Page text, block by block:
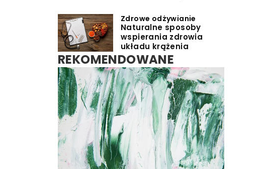
Zdrowe odżywianie
Naturalne sposoby
wspierania zdrowia
układu krążenia
REKOMENDOWANE